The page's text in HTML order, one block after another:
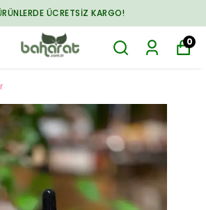
ÜCRETSIZ KARGO!
0